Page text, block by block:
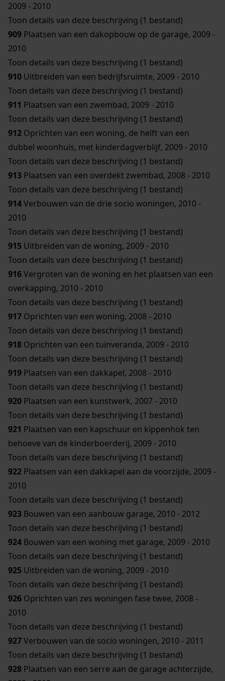
2009 - 2010
Toon details van deze beschrijving (1 bestand)
909 Plaatsen van een dakopbouw op de garage, 2009 -
2010
Toon details van deze beschrijving (1 bestand)
910 Uitbreiden van een bedrijfsruimte, 2009 - 2010
Toon details van deze beschrijving (1 bestand)
911 Plaatsen van een zwembad, 2009 - 2010
Toon details van deze beschrijving (1 bestand)
912 Oprichten van een woning, de helft van een
dubbel woonhuis, met kinderdagverblijf, 2009 - 2010
Toon details van deze beschrijving (1 bestand)
913 Plaatsen van een overdekt zwembad, 2008 - 2010
Toon details van deze beschrijving (1 bestand)
914Verbouwen van de drie socio woningen, 2010 -
2010
Toon details van deze beschrijving (1 bestand)
915 Uitbreiden van de woning, 2009 - 2010
Toon details van deze beschrijving (1 bestand)
916Vergroten van de woning en het plaatsen van een
overkapping, 2010 - 2010
Toon details van deze beschrijving (1 bestand)
917 Oprichten van een woning, 2008 - 2010
Toon details van deze beschrijving (1 bestand)
918 Oprichten van een tuinveranda, 2009 - 2010
Toon details van deze beschrijving (1 bestand)
919 Plaatsen van een dakkapel, 2008 - 2010
Toon details van deze beschrijving (1 bestand)
920 Plaatsen van een kunstwerk, 2007 - 2010
Toon details van deze beschrijving (1 bestand)
921 Plaatsen van een kapschuur en kippenhok ten
behoeve van de kinderboerderij, 2009 - 2010
Toon details van deze beschrijving (1 bestand)
922 Plaatsen van een dakkapel aan de voorzijde, 2009 -
2010
Toon details van deze beschrijving (1 bestand)
923 Bouwen van een aanbouw garage, 2010 - 2012
Toon details van deze beschrijving (1 bestand)
924 Bouwen van een woning met garage, 2009 - 2010
Toon details van deze beschrijving (1 bestand)
925 Uitbreiden van de woning, 2009 - 2010
Toon details van deze beschrijving (1 bestand)
926 Oprichten van zes woningen fase twee, 2008 -
2010
Toon details van deze beschrijving (1 bestand)
927Verbouwen van de socio woningen, 2010 - 2011
Toon details van deze beschrijving (1 bestand)
928 Plaatsen van een serre aan de garage achterzijde,